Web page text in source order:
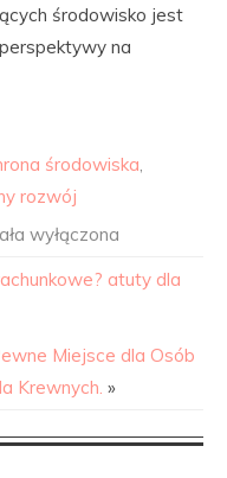
środowisko jest
na
środowiska,
rozwój
wyłączona
atuty dla
Miejsce dla Osób
Krewnych. »